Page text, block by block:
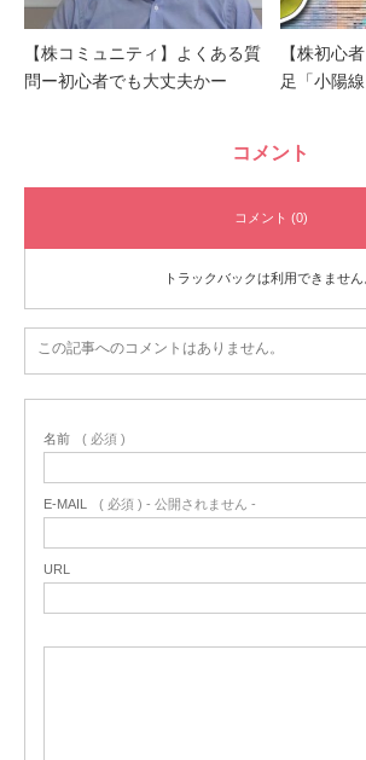
【株コミュニティ】よくある質
問ー初心者でも大丈夫かー
【株初心
足「小陽
コメント
コメント (0)
トラックバックは利用できません
この記事へのコメントはありません。
名前 ( 必須 )
E-MAIL ( 必須 ) - 公開されません -
URL